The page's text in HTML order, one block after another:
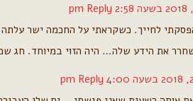
Reply
לחייך. כשקראתי על החכמה ישר
את הידע שלה… היה הזוי במיוחד. חג
Reply